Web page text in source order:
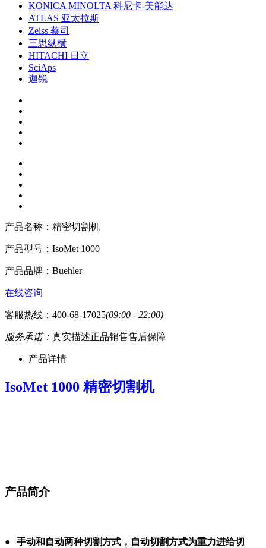
KONICA MINOLTA 科尼卡-美能达
ATLAS 亚太拉斯
Zeiss 蔡司
三思纵横
HITACHI 日立
SciAps
迦锐
产品名称： 精密切割机
产品型号： IsoMet 1000
产品品牌： Buehler
在线咨询
客服热线：400-68-17025(09:00 - 22:00)
服务承诺： 真实描述正品销售售后保障
产品详情
IsoMet 1000 精密切割机
产品简介
●
手动和自动两种切割方式，自动切割方式为重力进给切